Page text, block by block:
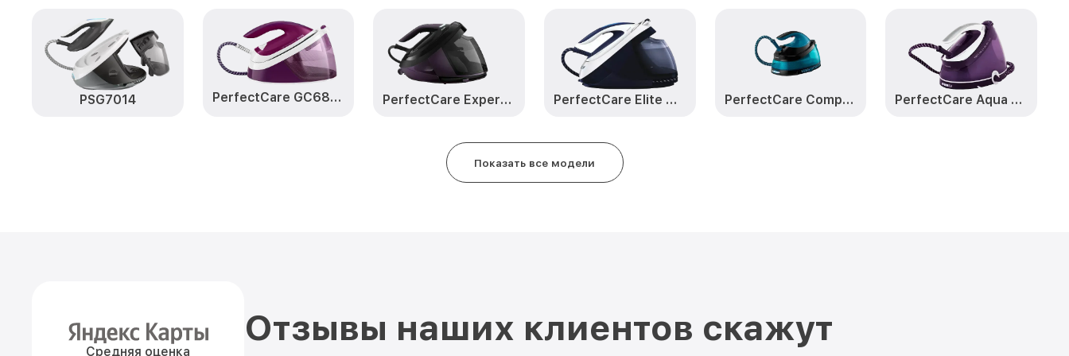
PSG7014 PerfectCare GC6842 PerfectCare Expert GC 9247 PerfectCare Elite GC9635 PerfectCare Compact GC7846 PerfectCare Aqua Pro GC9315
Показать все модели
Средняя оценка
Отзывы наших клиентов скажут